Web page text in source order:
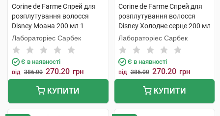
Corine de Farme Спрей для
розплутування волосся
Disney Моана 200 мл 1
флакон
Лабораторіес Сарбек
Є в наявності
від 386.00 270.20 грн
КУПИТИ
Corine de Farme Спрей для
розплутування волосся
Disney Холодне серце 200 мл
1 флакон
Лабораторіес Сарбек
Є в наявності
від 386.00 270.20 грн
КУПИТИ